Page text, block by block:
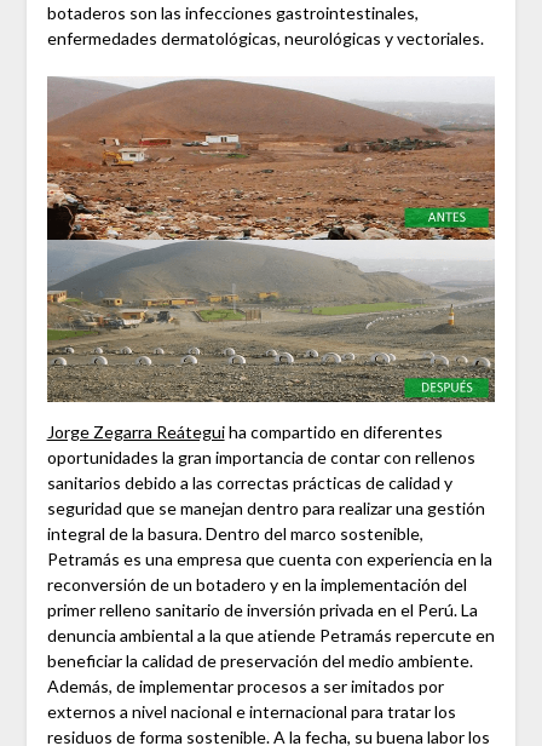
botaderos son las infecciones gastrointestinales,
enfermedades dermatológicas, neurológicas y vectoriales.
Jorge Zegarra Reáteguiha compartido en diferentes
oportunidades la gran importancia de contar con rellenos
sanitarios debido a las correctas prácticas de calidad y
seguridad que se manejan dentro para realizar una gestión
integral de la basura. Dentro del marco sostenible,
Petramás es una empresa que cuenta con experiencia en la
reconversión de un botadero y en la implementación del
primer relleno sanitario de inversión privada en el Perú. La
denuncia ambiental a la que atiende Petramás repercute en
beneficiar la calidad de preservación del medio ambiente.
Además, de implementar procesos a ser imitados por
externos a nivel nacional e internacional para tratar los
residuos de forma sostenible. A la fecha, su buena labor los